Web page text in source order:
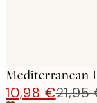
Mediterranean
10,98 €21,95